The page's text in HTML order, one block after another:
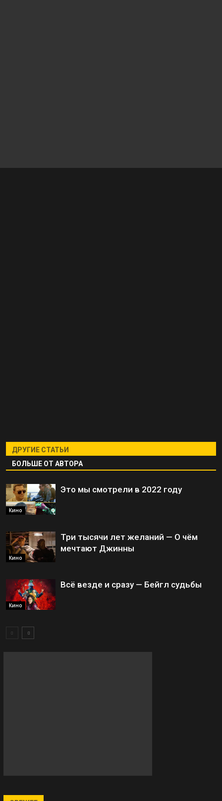
ДРУГИЕ СТАТЬИ
БОЛЬШЕ ОТ АВТОРА
Кино
Это мы смотрели в 2022 году
Кино
Три тысячи лет желаний — О чём
мечтают Джинны
Кино
Всё везде и сразу — Бейгл судьбы